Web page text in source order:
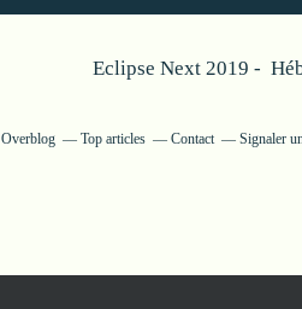
Eclipse Next 2019 -
Top articles Contact Signaler